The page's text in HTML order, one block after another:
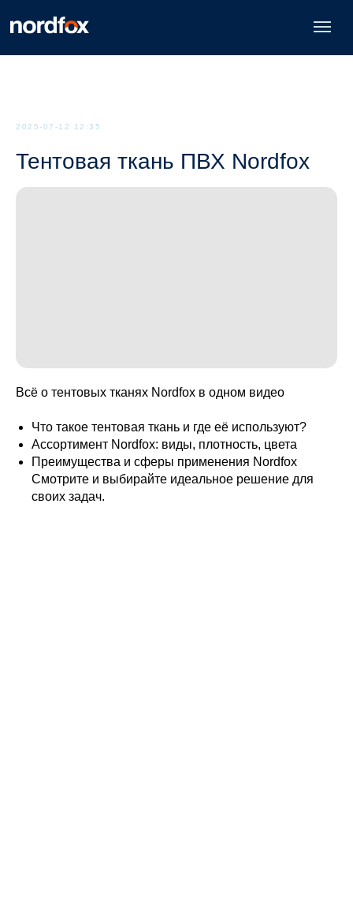
2025-07-12 12:35
Тентовая ткань ПВХ Nordfox
Всё о тентовых тканях Nordfox в одном видео
Что такое тентовая ткань и где её используют?
Ассортимент Nordfox: виды, плотность, цвета
Преимущества и сферы применения Nordfox
Смотрите и выбирайте идеальное решение для
своих задач.